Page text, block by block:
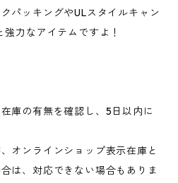
パッキングやULスタイルキャン
力なアイテムですよ！
庫の有無を確認し、5日以内に
オンラインショップ表示在庫と
は、対応できない場合もありま